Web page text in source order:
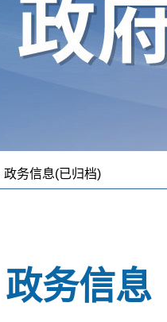
政务信息(已归档)
政务信息